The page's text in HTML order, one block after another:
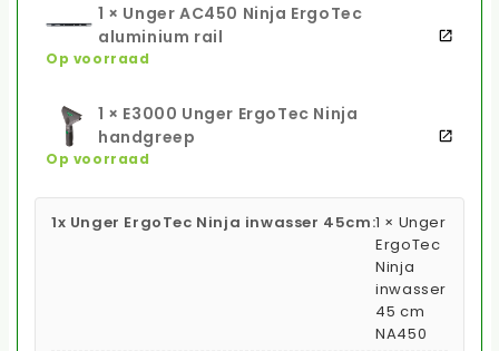
1 × Unger AC450 Ninja ErgoTec
aluminium rail
Op voorraad
1 × E3000 Unger ErgoTec Ninja
handgreep
Op voorraad
1x Unger ErgoTec Ninja inwasser 45cm:1 × Unger
ErgoTec
Ninja
inwasser
45 cm
NA450